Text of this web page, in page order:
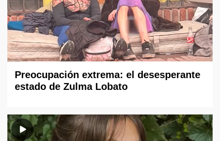
Preocupación extrema: el desesperante
estado de Zulma Lobato